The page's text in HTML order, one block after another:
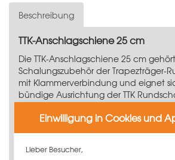
Beschreibung
TTK-Anschlagschiene 25 cm
Die TTK-Anschlagschiene 25 cm
Schalungszubehör der Trapezträger-
mit Klammerverbindung und eignet
bündige Ausrichtung der TTK
Betonieren an bestehenden Wänden.
Anschlagschiene wird beim Einsatz
Einwilligung in Cookies und
Lieber Besucher,